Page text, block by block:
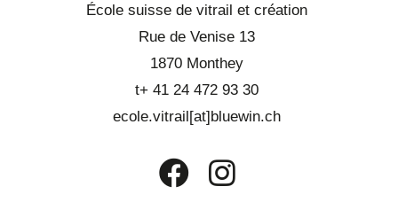
École suisse de vitrail et création
Rue de Venise 13
1870 Monthey
t+ 41 24 472 93 30
ecole.vitrail[at]bluewin.ch